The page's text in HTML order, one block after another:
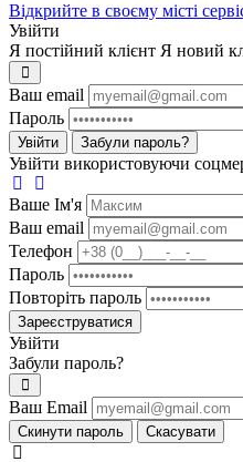
Відкрийте в своєму місті
Увійти
Я постійний клієнт Я новий
Ваш email
Пароль
Увійти Забули пароль?
Увійти використовуючи
Ваше Iм'я
Ваш email
Телефон
Пароль
Повторіть пароль
Зареєструватися
Увійти
Забули пароль?
Ваш Email
Скинути пароль Скасувати